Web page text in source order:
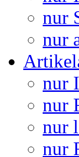
nur
nur
nur
nur
nur
nur